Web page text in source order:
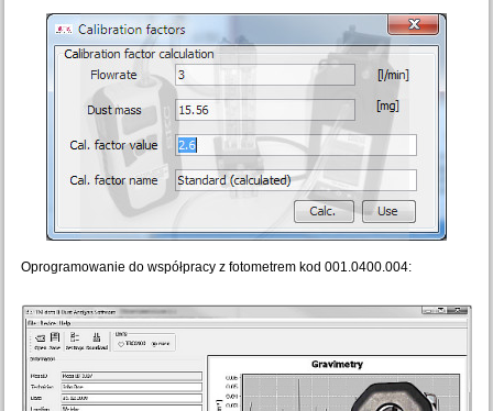
Oprogramowanie do współpracy z fotometrem kod 001.0400.004: